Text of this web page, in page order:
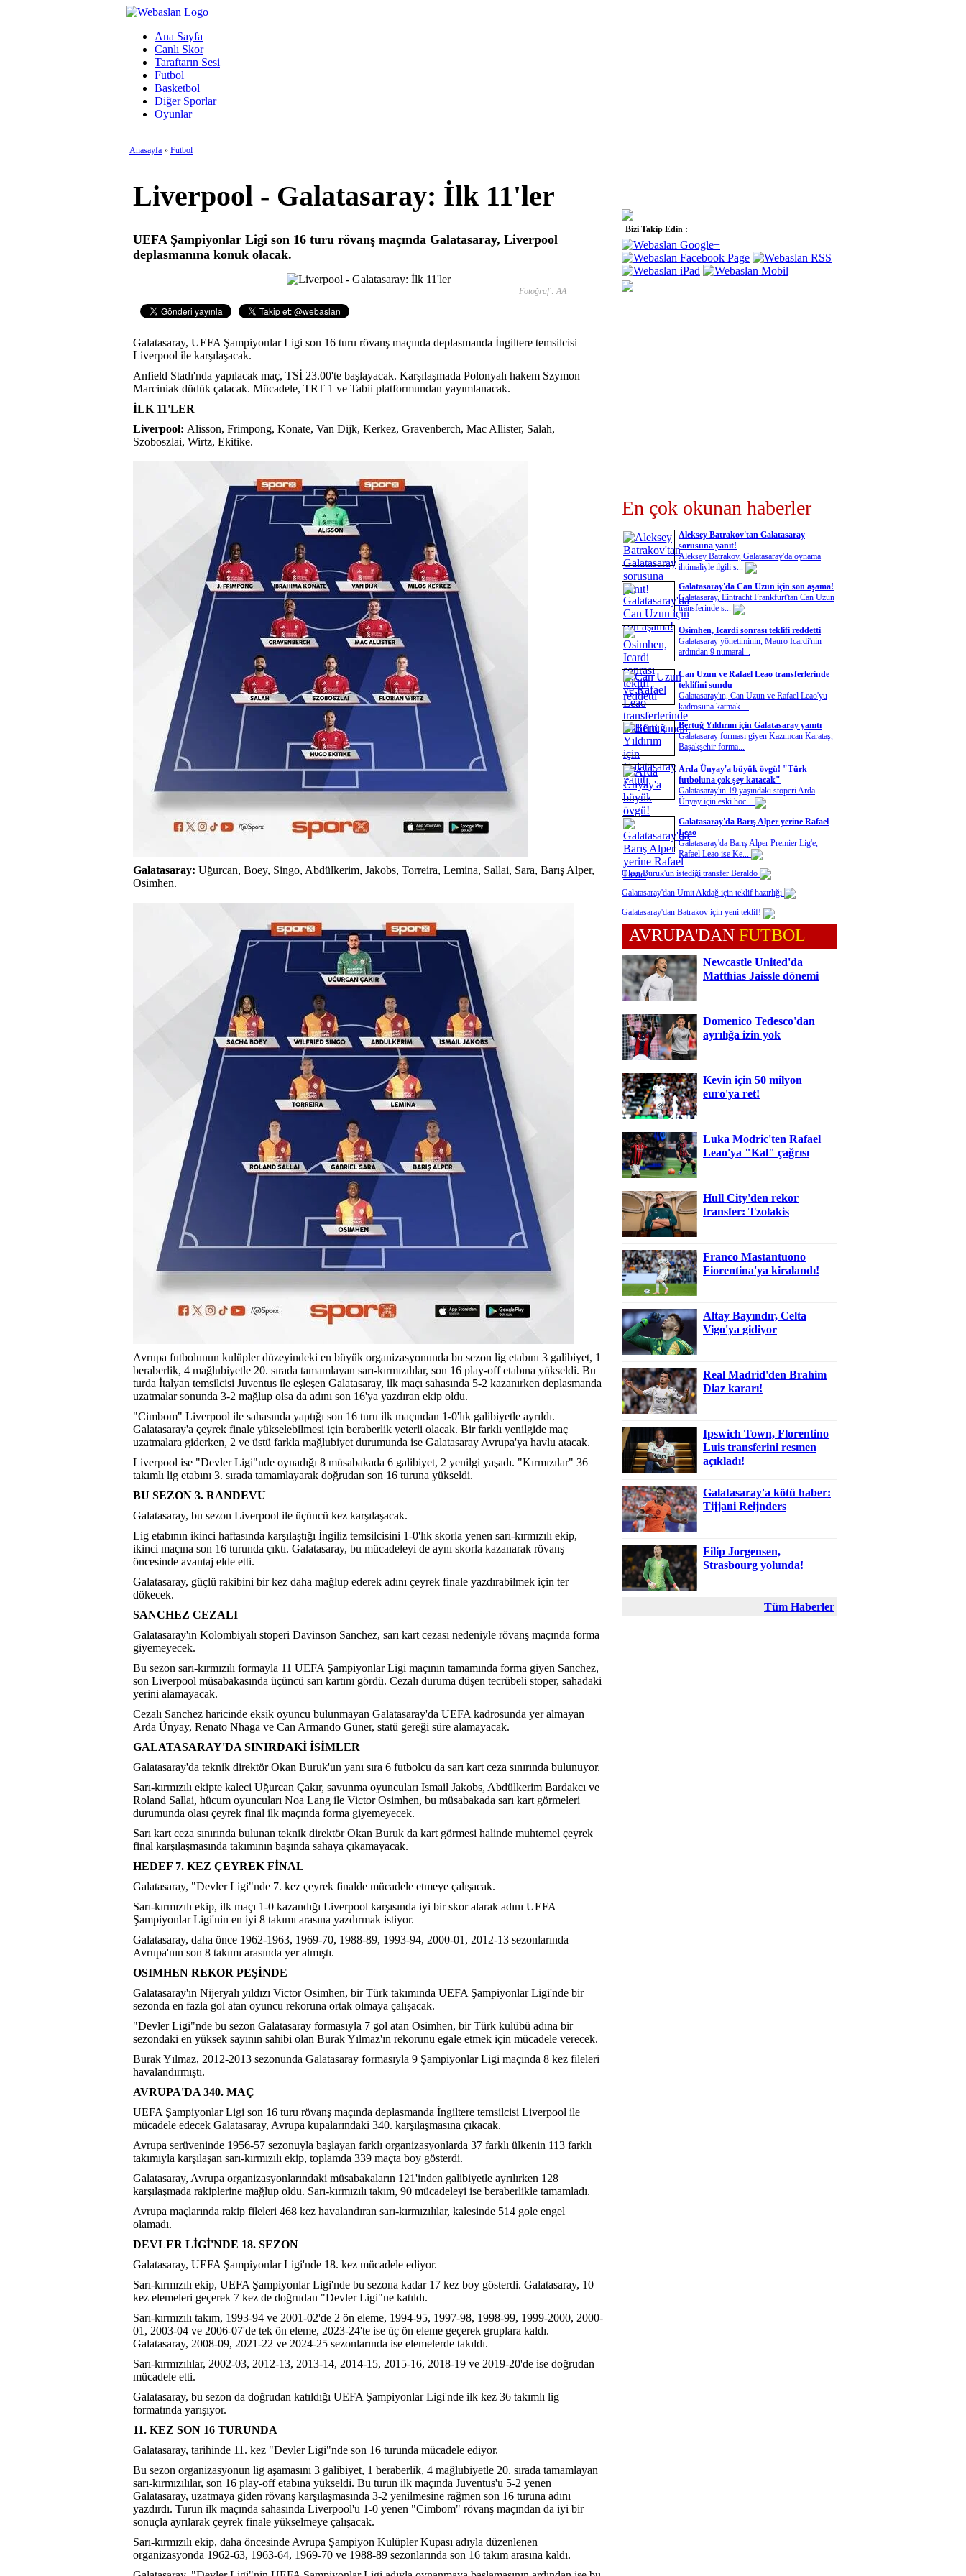
Ana Sayfa
Canlı Skor
Taraftarın Sesi
Futbol
Basketbol
Diğer Sporlar
Oyunlar
Anasayfa » Futbol
Liverpool - Galatasaray: İlk 11'ler
UEFA Şampiyonlar Ligi son 16 turu rövanş maçında Galatasaray, Liverpool
deplasmanına konuk olacak.
Fotoğraf : AA
Galatasaray, UEFA Şampiyonlar Ligi son 16 turu rövanş maçında deplasmanda İngiltere temsilcisi
Liverpool ile karşılaşacak.
Anfield Stadı'nda yapılacak maç, TSİ 23.00'te başlayacak. Karşılaşmada Polonyalı hakem Szymon
Marciniak düdük çalacak. Mücadele, TRT 1 ve Tabii platformundan yayımlanacak.
İLK 11'LER
Liverpool: Alisson, Frimpong, Konate, Van Dijk, Kerkez, Gravenberch, Mac Allister, Salah,
Szoboszlai, Wirtz, Ekitike.
Galatasaray: Uğurcan, Boey, Singo, Abdülkerim, Jakobs, Torreira, Lemina, Sallai, Sara, Barış Alper,
Osimhen.
Avrupa futbolunun kulüpler düzeyindeki en büyük organizasyonunda bu sezon lig etabını 3 galibiyet, 1
beraberlik, 4 mağlubiyetle 20. sırada tamamlayan sarı-kırmızılılar, son 16 play-off etabına yükseldi. Bu
turda İtalyan temsilcisi Juventus ile eşleşen Galatasaray, ilk maçı sahasında 5-2 kazanırken deplasmanda
uzatmalar sonunda 3-2 mağlup olsa da adını son 16'ya yazdıran ekip oldu.
"Cimbom" Liverpool ile sahasında yaptığı son 16 turu ilk maçından 1-0'lık galibiyetle ayrıldı.
Galatasaray'a çeyrek finale yükselebilmesi için beraberlik yeterli olacak. Bir farklı yenilgide maç
uzatmalara giderken, 2 ve üstü farkla mağlubiyet durumunda ise Galatasaray Avrupa'ya havlu atacak.
Liverpool ise "Devler Ligi"nde oynadığı 8 müsabakada 6 galibiyet, 2 yenilgi yaşadı. "Kırmızılar" 36
takımlı lig etabını 3. sırada tamamlayarak doğrudan son 16 turuna yükseldi.
BU SEZON 3. RANDEVU
Galatasaray, bu sezon Liverpool ile üçüncü kez karşılaşacak.
Lig etabının ikinci haftasında karşılaştığı İngiliz temsilcisini 1-0'lık skorla yenen sarı-kırmızılı ekip,
ikinci maçına son 16 turunda çıktı. Galatasaray, bu mücadeleyi de aynı skorla kazanarak rövanş
öncesinde avantaj elde etti.
Galatasaray, güçlü rakibini bir kez daha mağlup ederek adını çeyrek finale yazdırabilmek için ter
dökecek.
SANCHEZ CEZALI
Galatasaray'ın Kolombiyalı stoperi Davinson Sanchez, sarı kart cezası nedeniyle rövanş maçında forma
giyemeyecek.
Bu sezon sarı-kırmızılı formayla 11 UEFA Şampiyonlar Ligi maçının tamamında forma giyen Sanchez,
son Liverpool müsabakasında üçüncü sarı kartını gördü. Cezalı duruma düşen tecrübeli stoper, sahadaki
yerini alamayacak.
Cezalı Sanchez haricinde eksik oyuncu bulunmayan Galatasaray'da UEFA kadrosunda yer almayan
Arda Ünyay, Renato Nhaga ve Can Armando Güner, statü gereği süre alamayacak.
GALATASARAY'DA SINIRDAKİ İSİMLER
Galatasaray'da teknik direktör Okan Buruk'un yanı sıra 6 futbolcu da sarı kart ceza sınırında bulunuyor.
Sarı-kırmızılı ekipte kaleci Uğurcan Çakır, savunma oyuncuları Ismail Jakobs, Abdülkerim Bardakcı ve
Roland Sallai, hücum oyuncuları Noa Lang ile Victor Osimhen, bu müsabakada sarı kart görmeleri
durumunda olası çeyrek final ilk maçında forma giyemeyecek.
Sarı kart ceza sınırında bulunan teknik direktör Okan Buruk da kart görmesi halinde muhtemel çeyrek
final karşılaşmasında takımının başında sahaya çıkamayacak.
HEDEF 7. KEZ ÇEYREK FİNAL
Galatasaray, "Devler Ligi"nde 7. kez çeyrek finalde mücadele etmeye çalışacak.
Sarı-kırmızılı ekip, ilk maçı 1-0 kazandığı Liverpool karşısında iyi bir skor alarak adını UEFA
Şampiyonlar Ligi'nin en iyi 8 takımı arasına yazdırmak istiyor.
Galatasaray, daha önce 1962-1963, 1969-70, 1988-89, 1993-94, 2000-01, 2012-13 sezonlarında
Avrupa'nın son 8 takımı arasında yer almıştı.
OSIMHEN REKOR PEŞİNDE
Galatasaray'ın Nijeryalı yıldızı Victor Osimhen, bir Türk takımında UEFA Şampiyonlar Ligi'nde bir
sezonda en fazla gol atan oyuncu rekoruna ortak olmaya çalışacak.
"Devler Ligi"nde bu sezon Galatasaray formasıyla 7 gol atan Osimhen, bir Türk kulübü adına bir
sezondaki en yüksek sayının sahibi olan Burak Yılmaz'ın rekorunu egale etmek için mücadele verecek.
Burak Yılmaz, 2012-2013 sezonunda Galatasaray formasıyla 9 Şampiyonlar Ligi maçında 8 kez fileleri
havalandırmıştı.
AVRUPA'DA 340. MAÇ
UEFA Şampiyonlar Ligi son 16 turu rövanş maçında deplasmanda İngiltere temsilcisi Liverpool ile
mücadele edecek Galatasaray, Avrupa kupalarındaki 340. karşılaşmasına çıkacak.
Avrupa serüveninde 1956-57 sezonuyla başlayan farklı organizasyonlarda 37 farklı ülkenin 113 farklı
takımıyla karşılaşan sarı-kırmızılı ekip, toplamda 339 maçta boy gösterdi.
Galatasaray, Avrupa organizasyonlarındaki müsabakaların 121'inden galibiyetle ayrılırken 128
karşılaşmada rakiplerine mağlup oldu. Sarı-kırmızılı takım, 90 mücadeleyi ise beraberlikle tamamladı.
Avrupa maçlarında rakip fileleri 468 kez havalandıran sarı-kırmızılılar, kalesinde 514 gole engel
olamadı.
DEVLER LİGİ'NDE 18. SEZON
Galatasaray, UEFA Şampiyonlar Ligi'nde 18. kez mücadele ediyor.
Sarı-kırmızılı ekip, UEFA Şampiyonlar Ligi'nde bu sezona kadar 17 kez boy gösterdi. Galatasaray, 10
kez elemeleri geçerek 7 kez de doğrudan "Devler Ligi"ne katıldı.
Sarı-kırmızılı takım, 1993-94 ve 2001-02'de 2 ön eleme, 1994-95, 1997-98, 1998-99, 1999-2000, 2000-
01, 2003-04 ve 2006-07'de tek ön eleme, 2023-24'te ise üç ön eleme geçerek gruplara kaldı.
Galatasaray, 2008-09, 2021-22 ve 2024-25 sezonlarında ise elemelerde takıldı.
Sarı-kırmızılılar, 2002-03, 2012-13, 2013-14, 2014-15, 2015-16, 2018-19 ve 2019-20'de ise doğrudan
mücadele etti.
Galatasaray, bu sezon da doğrudan katıldığı UEFA Şampiyonlar Ligi'nde ilk kez 36 takımlı lig
formatında yarışıyor.
11. KEZ SON 16 TURUNDA
Galatasaray, tarihinde 11. kez "Devler Ligi"nde son 16 turunda mücadele ediyor.
Bu sezon organizasyonun lig aşamasını 3 galibiyet, 1 beraberlik, 4 mağlubiyetle 20. sırada tamamlayan
sarı-kırmızılılar, son 16 play-off etabına yükseldi. Bu turun ilk maçında Juventus'u 5-2 yenen
Galatasaray, uzatmaya giden rövanş karşılaşmasında 3-2 yenilmesine rağmen son 16 turuna adını
yazdırdı. Turun ilk maçında sahasında Liverpool'u 1-0 yenen "Cimbom" rövanş maçından da iyi bir
sonuçla ayrılarak çeyrek finale yükselmeye çalışacak.
Sarı-kırmızılı ekip, daha öncesinde Avrupa Şampiyon Kulüpler Kupası adıyla düzenlenen
organizasyonda 1962-63, 1963-64, 1969-70 ve 1988-89 sezonlarında son 16 takım arasına kaldı.
Bizi Takip Edin :
En çok okunan haberler
Aleksey Batrakov'tan Galatasaray
sorusuna yanıt!
Aleksey Batrakov, Galatasaray'da oynama
ihtimaliyle ilgili s...
Galatasaray'da Can Uzun için son aşama!
Galatasaray, Eintracht Frankfurt'tan Can Uzun
transferinde s...
Osimhen, Icardi sonrası teklifi reddetti
Galatasaray yönetiminin, Mauro Icardi'nin
ardından 9 numaral...
Can Uzun ve Rafael Leao transferlerinde
teklifini sundu
Galatasaray'ın, Can Uzun ve Rafael Leao'yu
kadrosuna katmak ...
Bertuğ Yıldırım için Galatasaray yanıtı
Galatasaray forması giyen Kazımcan Karataş,
Başakşehir forma...
Arda Ünyay'a büyük övgü! "Türk
futboluna çok şey katacak"
Galatasaray'ın 19 yaşındaki stoperi Arda
Ünyay için eski hoc...
Galatasaray'da Barış Alper yerine Rafael
Leao
Galatasaray'da Barış Alper Premier Lig'e,
Rafael Leao ise Ke...
Okan Buruk'un istediği transfer Beraldo
Galatasaray'dan Ümit Akdağ için teklif hazırlığı
Galatasaray'dan Batrakov için yeni teklif!
AVRUPA'DAN FUTBOL
Newcastle United'da
Matthias Jaissle dönemi
Domenico Tedesco'dan
ayrılığa izin yok
Kevin için 50 milyon
euro'ya ret!
Luka Modric'ten Rafael
Leao'ya "Kal" çağrısı
Hull City'den rekor
transfer: Tzolakis
Franco Mastantuono
Fiorentina'ya kiralandı!
Altay Bayındır, Celta
Vigo'ya gidiyor
Real Madrid'den Brahim
Diaz kararı!
Ipswich Town, Florentino
Luis transferini resmen
açıkladı!
Galatasaray'a kötü haber:
Tijjani Reijnders
Filip Jorgensen,
Strasbourg yolunda!
Tüm Haberler